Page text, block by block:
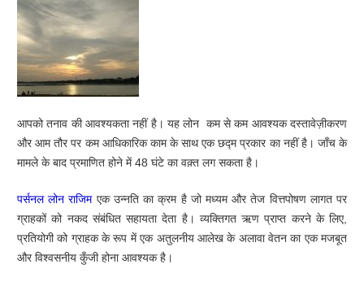
आपको तनाव की आवश्यकता नहीं है। यह लोन कम से कम आवश्यक दस्तावेज़ीकरण
और आम तौर पर कम आधिकारिक काम के साथ एक छद्म प्रकार का नहीं है। जाँच के
मामले के बाद प्रमाणित होने में 48 घंटे का वक़्त लग सकता है।
पर्सनल लोन राजिमएक उन्नति का क्रम है जो मध्यम और तेज वित्तपोषण लागत पर
ग्राहकों को नकद संबंधित सहायता देता है। व्यक्तिगत ऋण प्राप्त करने के लिए,
प्रतियोगी को ग्राहक के रूप में एक अतुलनीय आलेख के अलावा वेतन का एक मजबूत
और विश्वसनीय कुँजी होना आवश्यक है।